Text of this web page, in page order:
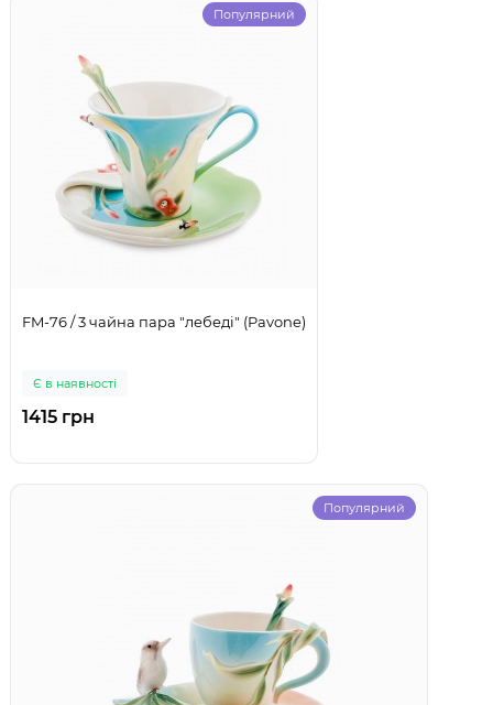
Популярний
FM-76 / 3 чайна пара "лебеді" (Pavone)
Є в наявності
1415 грн
Популярний